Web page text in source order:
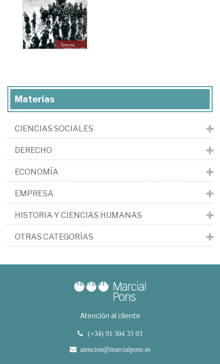
Materias
CIENCIAS SOCIALES
DERECHO
ECONOMÍA
EMPRESA
HISTORIA Y CIENCIAS HUMANAS
OTRAS CATEGORÍAS
Atención al cliente
(+34) 91 304 33 03
atencion@marcialpons.es